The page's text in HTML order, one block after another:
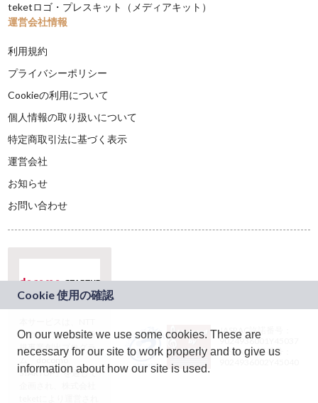
teketロゴ・プレスキット（メディアキット）
運営会社情報
利用規約
プライバシーポリシー
Cookieの利用について
個人情報の取り扱いについて
特定商取引法に基づく表示
運営会社
お知らせ
お問い合わせ
ドコモグループの新
規事業創出プログラ
ム「docomo
STARTUP」を通じて
JASRAC許諾番号：
9024936001Y45037
JASRAC許諾番号：
On our website we use some cookies. These are
necessary for our site to work properly and to give us
information about how our site is used.